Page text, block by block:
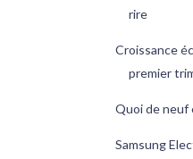
rire
Croissance
premier
Quoi de neuf
Samsung